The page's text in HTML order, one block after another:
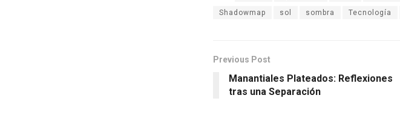
Shadowmap sol sombra Tecnología
Previous Post
Manantiales Plateados: Reflexiones
tras una Separación